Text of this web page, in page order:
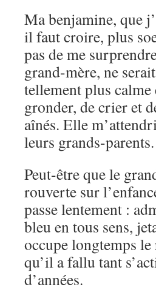
Ma benjamine, que
il faut croire, plus
pas de me
grand-mère, ne
tellement plus
gronder, de crier et
aînés. Elle
leurs grands-parents.
Peut-être que le
rouverte sur
passe lentement :
bleu en tous sens,
occupe longtemps
qu’il a fallu tant
d’années.